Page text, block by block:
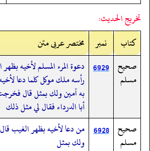
تخريج الحديث:
کتاب
نمبر
مختصر عربی متن
صحيح
مسلم
6929 دعوة المرء المسلم لأخيه
رأسه ملك موكل كلما دعا
به آمين ولك بمثل قال
أبا الدرداء فقال لي مثل ذلك
صحيح
مسلم
6928 من دعا لأخيه بظهر الغيب قال
ولك بمثل